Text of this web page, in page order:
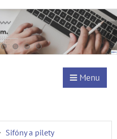
Menu
Sifóny a pilety